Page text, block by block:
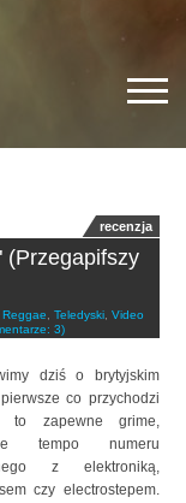
recenzja
(Przegapifszy
Reggae, Teledyski, Video
3)
dziś o brytyjskim
co przychodzi
to zapewne grime,
tempo numeru
z elektroniką,
czy electrostepem.